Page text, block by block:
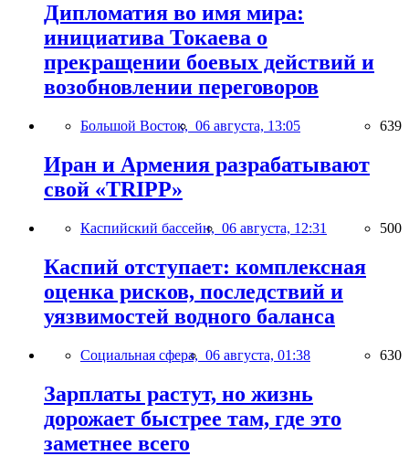
Дипломатия во имя мира:
инициатива Токаева о
прекращении боевых действий и
возобновлении переговоров
Большой Восток, 06 августа, 13:05 639
Иран и Армения разрабатывают
свой «TRIPP»
Каспийский бассейн, 06 августа, 12:31 500
Каспий отступает: комплексная
оценка рисков, последствий и
уязвимостей водного баланса
Социальная сфера, 06 августа, 01:38 630
Зарплаты растут, но жизнь
дорожает быстрее там, где это
заметнее всего